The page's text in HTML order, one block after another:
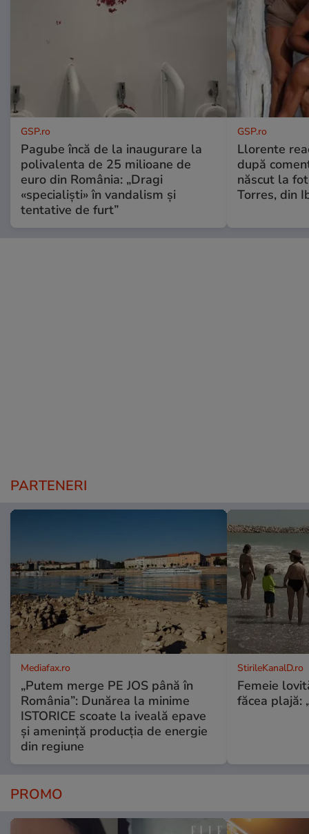
GSP.ro
Pagube încă de la inaugurare la
polivalenta de 25 milioane de
euro din România: „Dragi
«specialiști» în vandalism și
tentative de furt”
GSP.ro
Llorente
după
născut la
Torres, din
PARTENERI
Mediafax.ro
„Putem merge PE JOS până în
România”: Dunărea la minime
ISTORICE scoate la iveală epave
și amenință producția de energie
din regiune
StirileKanalD.ro
Femeie
făcea plajă:
PROMO